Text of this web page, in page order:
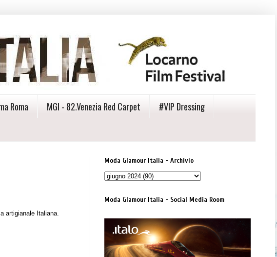
Roma MGI - 82.Venezia Red Carpet
#VIP Dressing
artigianale Italiana.
Moda Glamour Italia - Archivio
Moda Glamour Italia - Social Media Room